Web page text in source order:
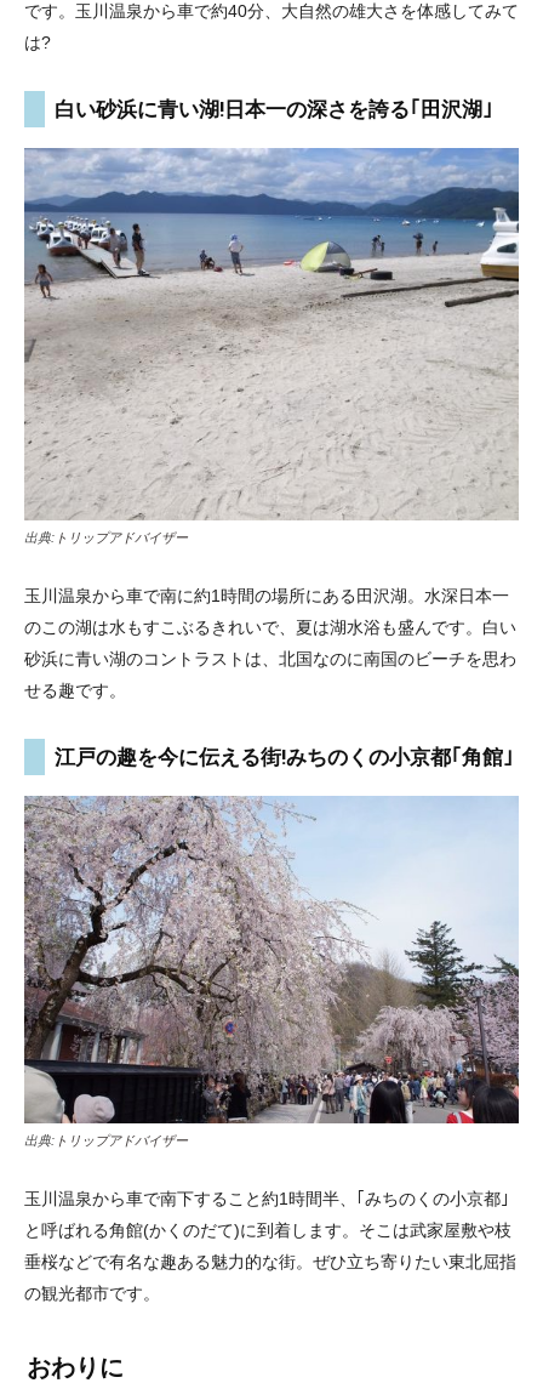
です。玉川温泉から車で約40分、大自然の雄大さを体感してみて
は?
白い砂浜に青い湖!日本一の深さを誇る｢田沢湖｣
出典: トリップアドバイザー
玉川温泉から車で南に約1時間の場所にある田沢湖。水深日本一
のこの湖は水もすこぶるきれいで、夏は湖水浴も盛んです。白い
砂浜に青い湖のコントラストは、北国なのに南国のビーチを思わ
せる趣です。
江戸の趣を今に伝える街!みちのくの小京都｢角館｣
出典: トリップアドバイザー
玉川温泉から車で南下すること約1時間半、｢みちのくの小京都｣
と呼ばれる角館(かくのだて)に到着します。そこは武家屋敷や枝
垂桜などで有名な趣ある魅力的な街。ぜひ立ち寄りたい東北屈指
の観光都市です。
おわりに